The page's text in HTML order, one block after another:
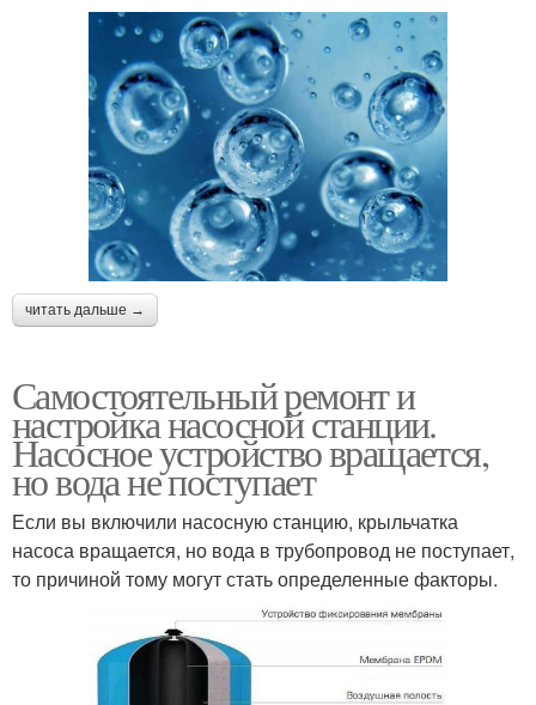
читать дальше →
Самостоятельный ремонт и
настройка насосной станции.
Насосное устройство вращается,
но вода не поступает
Если вы включили насосную станцию, крыльчатка
насоса вращается, но вода в трубопровод не поступает,
то причиной тому могут стать определенные факторы.